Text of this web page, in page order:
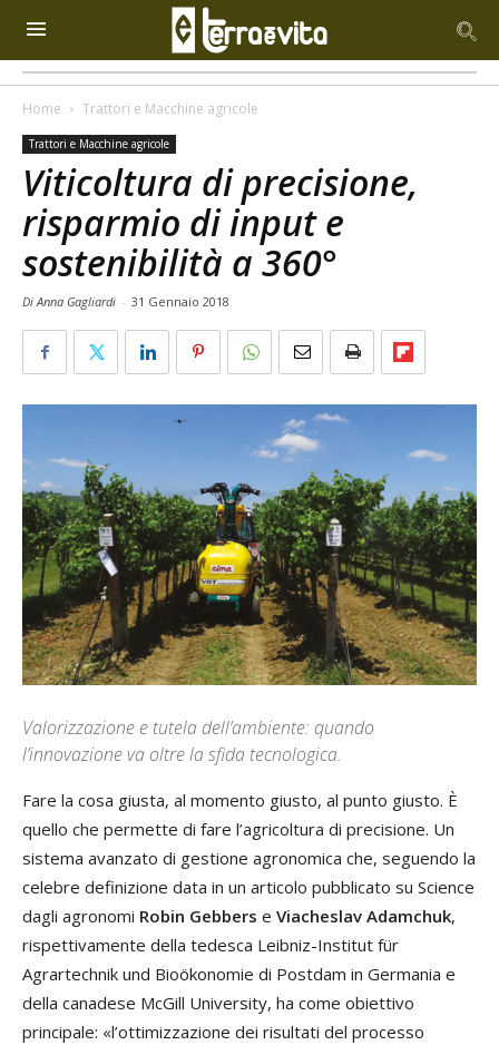
Home Trattori e Macchine agricole
Trattori e Macchine agricole
Viticoltura di precisione,
risparmio di input e
sostenibilità a 360°
Di Anna Gagliardi - 31 Gennaio 2018
Valorizzazione e tutela dell’ambiente: quando
l’innovazione va oltre la sfida tecnologica.
Fare la cosa giusta, al momento giusto, al punto giusto. È
quello che permette di fare l’agricoltura di precisione. Un
sistema avanzato di gestione agronomica che, seguendo la
celebre definizione data in un articolo pubblicato su Science
dagli agronomi Robin Gebbers e Viacheslav Adamchuk,
rispettivamente della tedesca Leibniz-Institut für
Agrartechnik und Bioökonomie di Postdam in Germania e
della canadese McGill University, ha come obiettivo
principale: «l’ottimizzazione dei risultati del processo